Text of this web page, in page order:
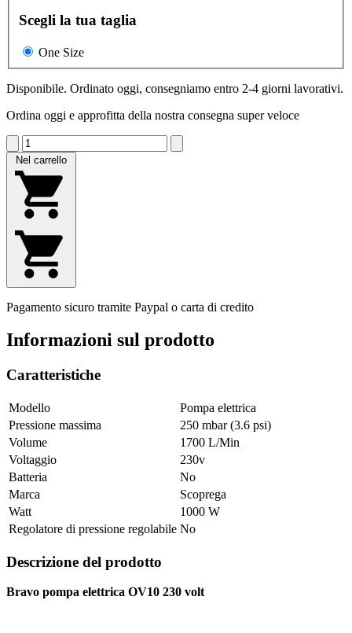
Scegli la tua taglia
One Size
Disponibile. Ordinato oggi, consegniamo entro 2-4 giorni lavorativi.
Ordina oggi e approfitta della nostra consegna super veloce
Nel carrello
Pagamento sicuro tramite Paypal o carta di credito
Informazioni sul prodotto
Caratteristiche
Modello
Pompa elettrica
Pressione massima
250 mbar (3.6 psi)
Volume
1700 L/Min
Voltaggio
230v
Batteria
No
Marca
Scoprega
Watt
1000 W
Regolatore di pressione regolabile No
Descrizione del prodotto
Bravo pompa elettrica OV10 230 volt